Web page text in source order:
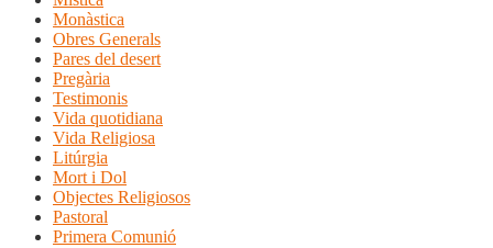
Monàstica
Obres Generals
Pares del desert
Pregària
Testimonis
Vida quotidiana
Vida Religiosa
Litúrgia
Mort i Dol
Objectes Religiosos
Pastoral
Primera Comunió